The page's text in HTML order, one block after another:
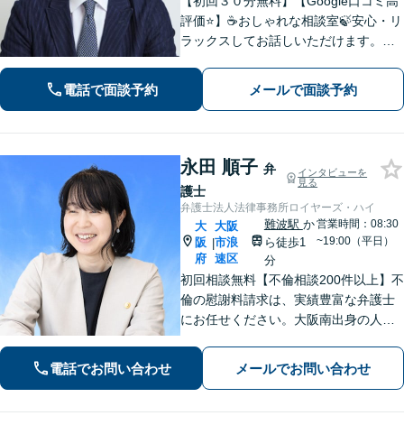
評価⭐️】☕️おしゃれな相談室🍃安心・リ
ラックスしてお話しいただけます。ネ
策を一緒に考えていきましょう！【土
曜・夜間◎】
電話で面談予約 メールで面談予約
永田 順子 弁
護士
インタビューを
見る
弁護士法人法律事務所ロイヤーズ・ハイ
大
阪
府
|
大阪
市浪
速区
難波駅 か
ら徒歩1
分
営業時間：08:30
~19:00（平日）
初回相談無料【不倫相談200件以上】不
倫の慰謝料請求は、実績豊富な弁護士
にお任せください。大阪南出身の人情
通事故に遭われてお困りの方はお気軽
にお電話ください【当日／夜間／休日
電話でお問い合わせ メールでお問い合わせ